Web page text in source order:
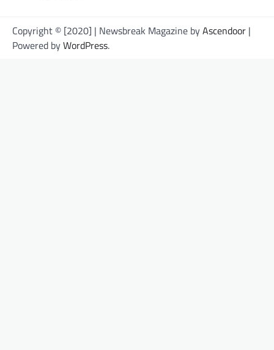
Copyright © [2020] | Newsbreak Magazine byAscendoor |
Powered byWordPress.